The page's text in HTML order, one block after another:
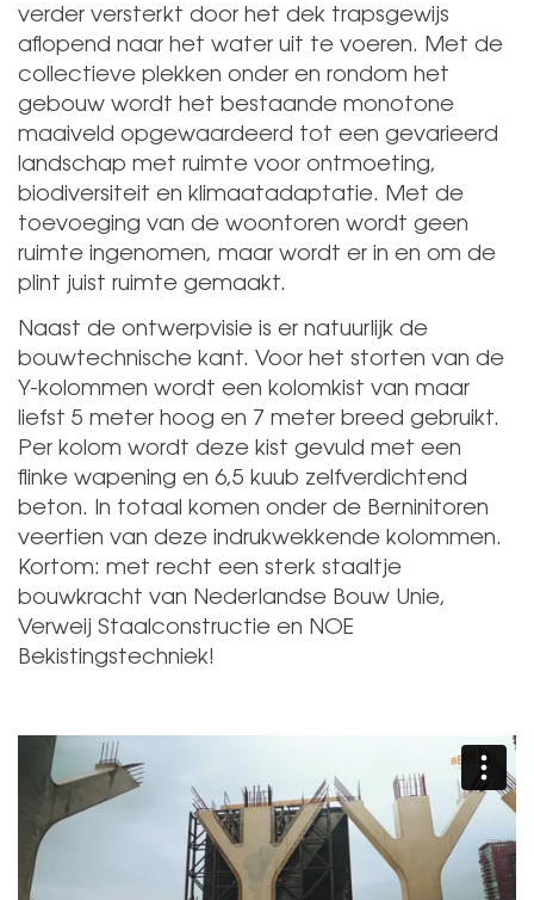
verder versterkt door het dek trapsgewijs
aflopend naar het water uit te voeren. Met de
collectieve plekken onder en rondom het
gebouw wordt het bestaande monotone
maaiveld opgewaardeerd tot een gevarieerd
landschap met ruimte voor ontmoeting,
biodiversiteit en klimaatadaptatie. Met de
toevoeging van de woontoren wordt geen
ruimte ingenomen, maar wordt er in en om de
plint juist ruimte gemaakt.
Naast de ontwerpvisie is er natuurlijk de
bouwtechnische kant. Voor het storten van de
Y-kolommen wordt een kolomkist van maar
liefst 5 meter hoog en 7 meter breed gebruikt.
Per kolom wordt deze kist gevuld met een
flinke wapening en 6,5 kuub zelfverdichtend
beton. In totaal komen onder de Berninitoren
veertien van deze indrukwekkende kolommen.
Kortom: met recht een sterk staaltje
bouwkracht van Nederlandse Bouw Unie,
Verweij Staalconstructie en NOE
Bekistingstechniek!